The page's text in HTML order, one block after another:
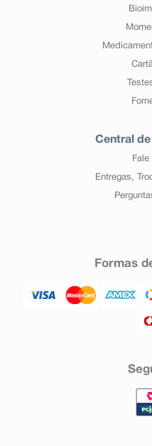
Central
Entregas,
Formas